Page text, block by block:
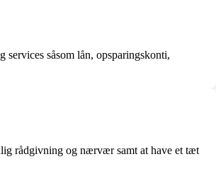
såsom lån, opsparingskonti,
rådgivning og nærvær samt at have et tæt